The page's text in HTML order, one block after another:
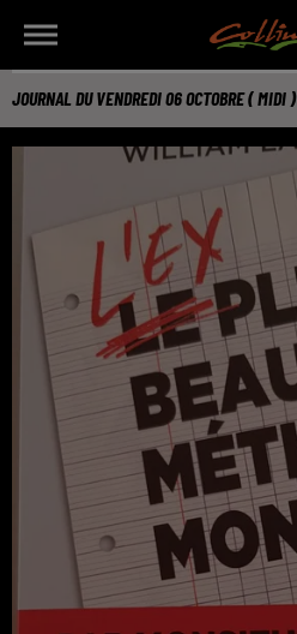
JOURNAL DU VENDREDI 06 OCTOBRE ( MIDI )